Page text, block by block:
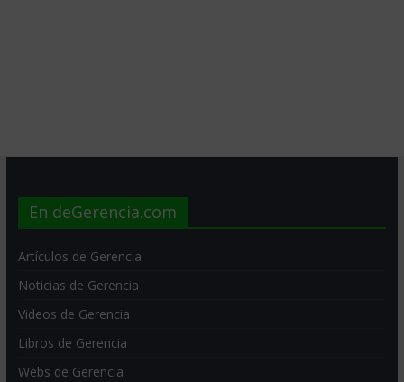
En deGerencia.com
Artículos de Gerencia
Noticias de Gerencia
Videos de Gerencia
Libros de Gerencia
Webs de Gerencia